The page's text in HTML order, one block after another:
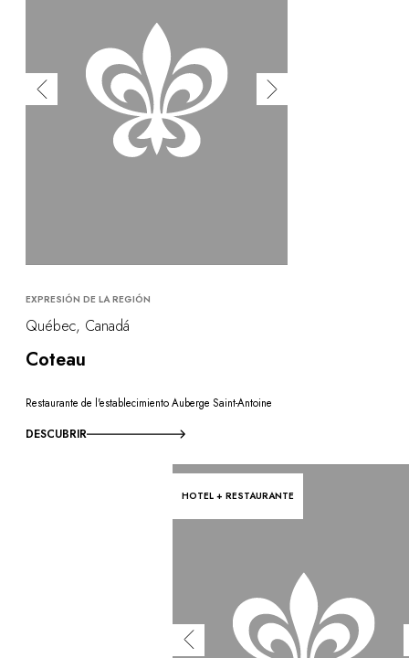
EXPRESIÓN DE LA REGIÓN
Québec, Canadá
Coteau
Restaurante de l'establecimiento Auberge Saint-Antoine
DESCUBRIR
HOTEL + RESTAURANTE